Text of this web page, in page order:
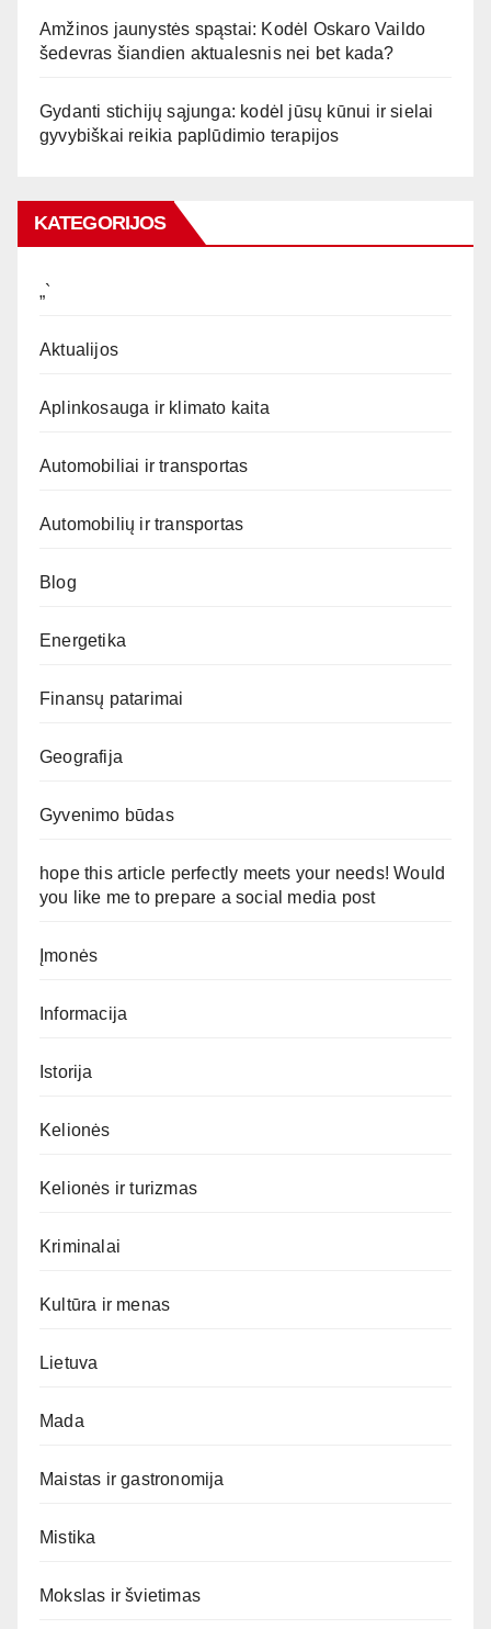
Amžinos jaunystės spąstai: Kodėl Oskaro Vaildo
šedevras šiandien aktualesnis nei bet kada?
Gydanti stichijų sąjunga: kodėl jūsų kūnui ir sielai
gyvybiškai reikia paplūdimio terapijos
KATEGORIJOS
„`
Aktualijos
Aplinkosauga ir klimato kaita
Automobiliai ir transportas
Automobilių ir transportas
Blog
Energetika
Finansų patarimai
Geografija
Gyvenimo būdas
hope this article perfectly meets your needs! Would
you like me to prepare a social media post
Įmonės
Informacija
Istorija
Kelionės
Kelionės ir turizmas
Kriminalai
Kultūra ir menas
Lietuva
Mada
Maistas ir gastronomija
Mistika
Mokslas ir švietimas